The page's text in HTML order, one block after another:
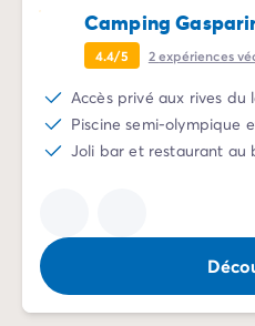
Camping
4.4/5 2expériences
Accès privé aux rives du
Piscine semi-olympique
Joli bar et restaurant au